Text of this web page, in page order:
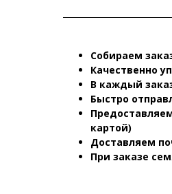
Собираем
Качественно
В каждый
Быстро
картой)
Доставляем
При заказе